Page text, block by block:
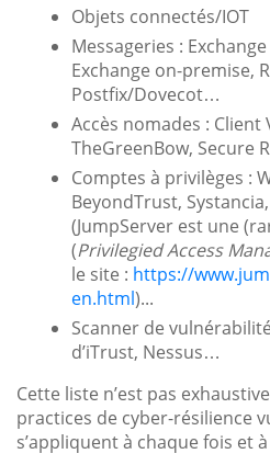
Objets connectés/IOT
Messageries :
Exchange on-premise,
Postfix/Dovecot…
Accès nomades : Client
TheGreenBow, Secure
Comptes à privilèges :
BeyondTrust,
(JumpServer est une
(Privilegied Access
le site : https://
en.html)...
Scanner de
d’iTrust, Nessus…
Cette liste n’est pas
practices de cyber-résilience
s’appliquent à chaque fois et